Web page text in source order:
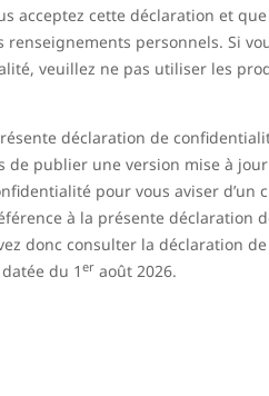
acceptez cette déclaration et
personnels. Si
veuillez ne pas utiliser les
déclaration de
de publier une version mise à
pour vous aviser d’un
à la présente déclaration
donc consulter la déclaration
du 1 er août 2026.